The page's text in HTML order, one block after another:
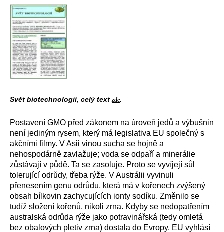
Svět biotechnologií, celý text zde.
Postavení GMO před zákonem na úroveň jedů a výbušnin
není jediným rysem, který má legislativa EU společný s
akčními filmy. V Asii vinou sucha se hojně a
nehospodárně zavlažuje; voda se odpaří a minerálie
zůstávají v půdě. Ta se zasoluje. Proto se vyvíjejí sůl
tolerující odrůdy, třeba rýže. V Austrálii vyvinuli
přenesením genu odrůdu, která má v kořenech zvýšený
obsah bílkovin zachycujících ionty sodíku. Změnilo se
tudíž složení kořenů, nikoli zrna. Kdyby se nedopatřením
australská odrůda rýže jako potravinářská (tedy omletá
bez obalových pletiv zrna) dostala do Evropy, EU vyhlásí